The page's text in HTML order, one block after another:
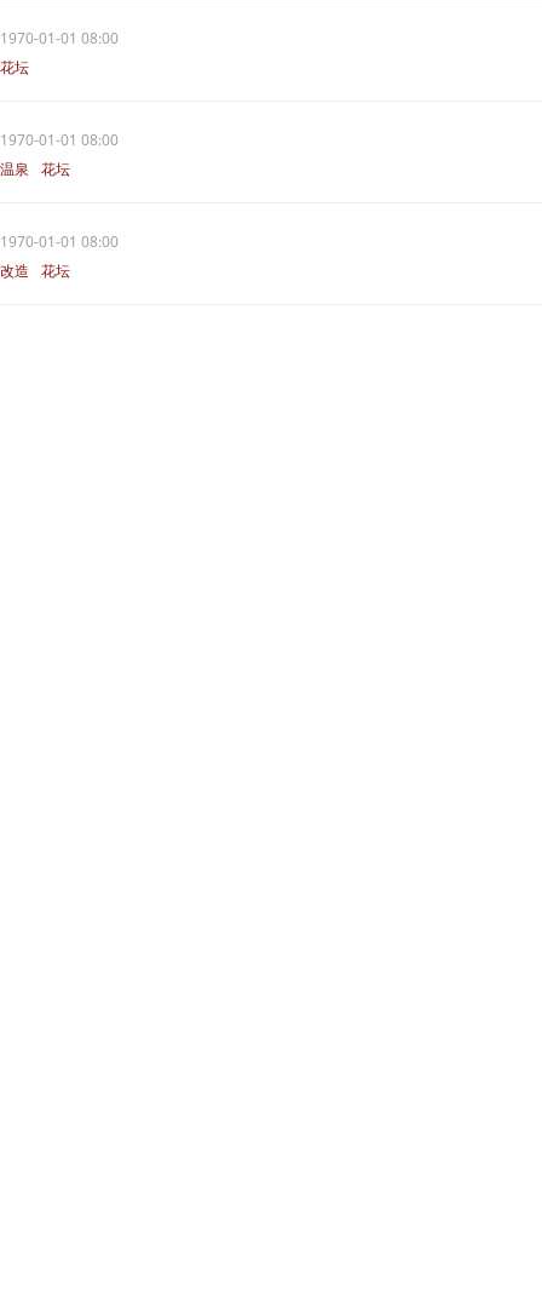
1970-01-01 08:00
花坛
1970-01-01 08:00
温泉
花坛
1970-01-01 08:00
改造
花坛